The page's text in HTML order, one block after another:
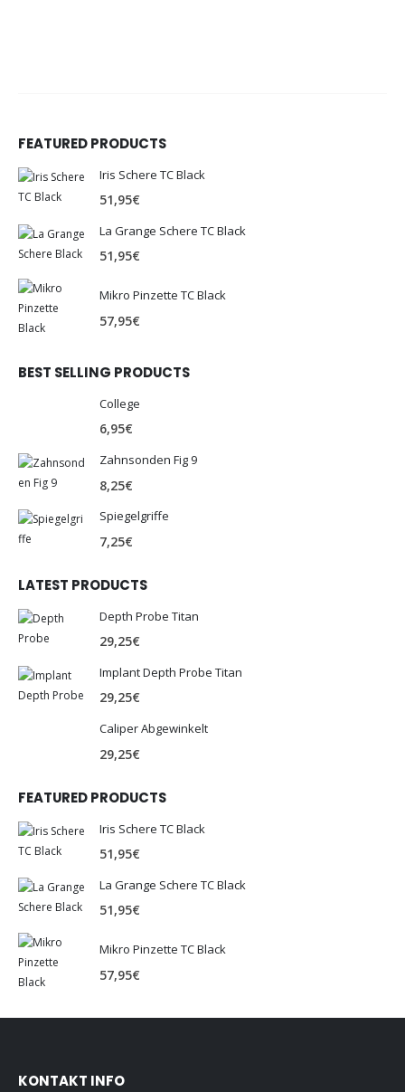
FEATURED PRODUCTS
Iris Schere TC Black
51,95€
La Grange Schere TC Black
51,95€
Mikro Pinzette TC Black
57,95€
BEST SELLING PRODUCTS
College
6,95€
Zahnsonden Fig 9
8,25€
Spiegelgriffe
7,25€
LATEST PRODUCTS
Depth Probe Titan
29,25€
Implant Depth Probe Titan
29,25€
Caliper Abgewinkelt
29,25€
FEATURED PRODUCTS
Iris Schere TC Black
51,95€
La Grange Schere TC Black
51,95€
Mikro Pinzette TC Black
57,95€
KONTAKT INFO